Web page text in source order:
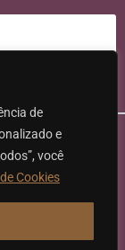
de
e
você
Cookies
Sociedade de
07